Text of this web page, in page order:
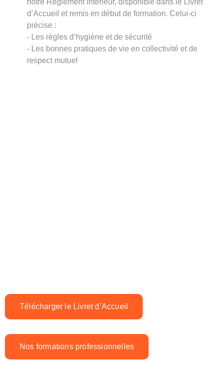
d’Accueil et remis en début de formation. Celui-ci
précise :
- Les règles d’hygiène et de sécurité
- Les bonnes pratiques de vie en collectivité et de
respect mutuel
Télécharger le Livret d’Accueil
Nos formations professionnelles